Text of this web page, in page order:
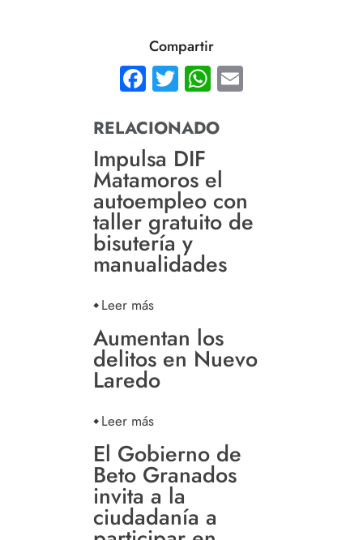
Compartir
Facebook
TwitterWhatsApp
RELACIONADO
Impulsa DIF
Matamoros el
autoempleo con
taller gratuito de
bisutería y
manualidades
Leer más
Aumentan los
delitos en Nuevo
Laredo
Leer más
El Gobierno de
Beto Granados
invita a la
ciudadanía a